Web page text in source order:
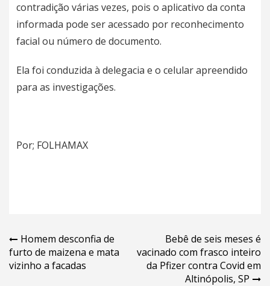
contradição várias vezes, pois o aplicativo da conta
informada pode ser acessado por reconhecimento
facial ou número de documento.
Ela foi conduzida à delegacia e o celular apreendido
para as investigações.
Por; FOLHAMAX
Navegação
de
Homem desconfia de
furto de maizena e mata
vizinho a facadas
Bebê de seis meses é
vacinado com frasco inteiro
da Pfizer contra Covid em
Altinópolis, SP